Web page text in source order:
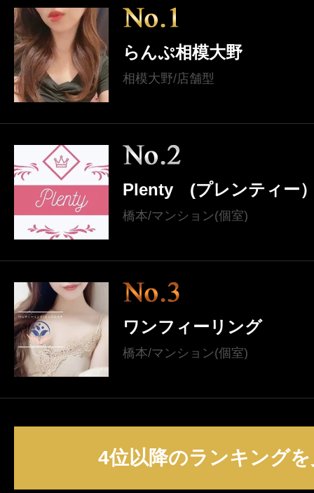
らんぷ相模大野
相模大野/店舗型
Plenty (プレンティー
橋本/マンション(個室)
ワンフィーリング
橋本/マンション(個室)
4位以降のランキング